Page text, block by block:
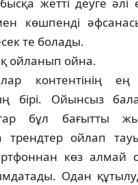
көшпенді
те болады.
ойланып ойна.
контентінің ең
бірі. Ойынсыз
бұл бағытты
ойлап
көз алмай
Одан